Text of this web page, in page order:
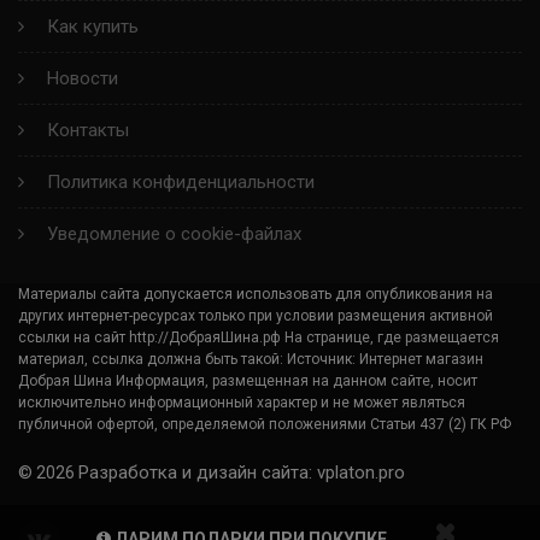
SIRAC
LATITUDE SPORT 3 ACOUSTIC
PILOT POWER 3 SC
Как купить
Новости
Контакты
Политика конфиденциальности
Уведомление о cookie-файлах
Материалы сайта допускается использовать для опубликования на
других интернет-ресурсах только при условии размещения активной
ссылки на сайт http://ДобраяШина.рф На странице, где размещается
материал, ссылка должна быть такой: Источник: Интернет магазин
Добрая Шина Информация, размещенная на данном сайте, носит
исключительно информационный характер и не может являться
публичной офертой, определяемой положениями Статьи 437 (2) ГК РФ
© 2026 Разработка и дизайн сайта: vplaton.pro